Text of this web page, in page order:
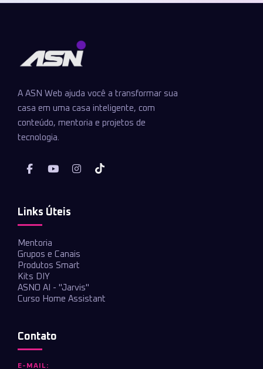
A ASN Web ajuda você a transformar sua
casa em uma casa inteligente, com
conteúdo, mentoria e projetos de
tecnologia.
Links Úteis
Mentoria
Grupos e Canais
Produtos Smart
Kits DIY
ASNO AI - "Jarvis"
Curso Home Assistant
Contato
E-MAIL: